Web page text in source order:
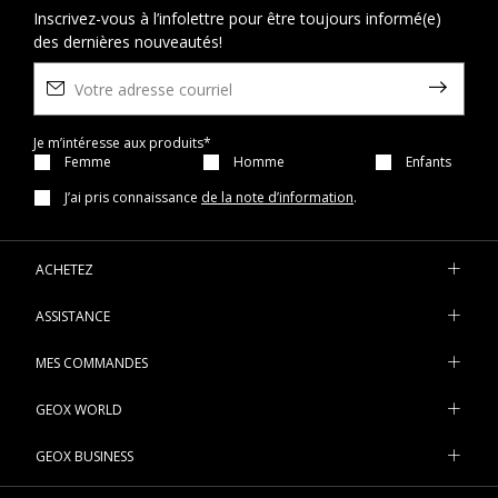
Inscrivez-vous à l’infolettre pour être toujours informé(e)
des dernières nouveautés!
Je m’intéresse aux produits*
Femme
Homme
Enfants
J’ai pris connaissance de la note d’information.
ACHETEZ
ASSISTANCE
MES COMMANDES
GEOX WORLD
GEOX BUSINESS